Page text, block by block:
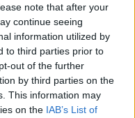
note that after your
continue seeing
information utilized by
to third parties prior to
out of the further
by third parties on the
This information may
on the IAB’s List of
beszállna a